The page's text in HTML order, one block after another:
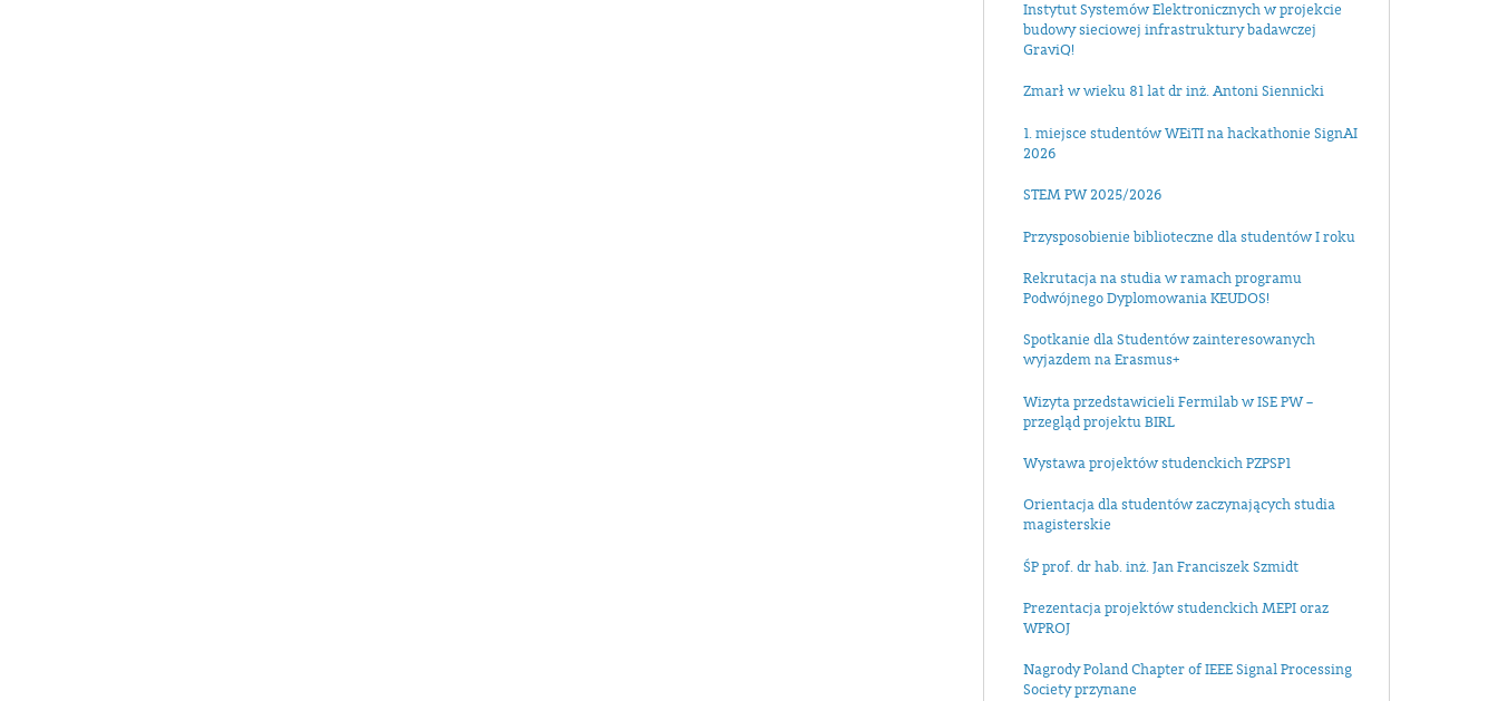
Instytut Systemów Elektronicznych w projekcie
budowy sieciowej infrastruktury badawczej
GraviQ!
Zmarł w wieku 81 lat dr inż. Antoni Siennicki
1. miejsce studentów WEiTI na hackathonie SignAI
2026
STEM PW 2025/2026
Przysposobienie biblioteczne dla studentów I roku
Rekrutacja na studia w ramach programu
Podwójnego Dyplomowania KEUDOS!
Spotkanie dla Studentów zainteresowanych
wyjazdem na Erasmus+
Wizyta przedstawicieli Fermilab w ISE PW –
przegląd projektu BIRL
Wystawa projektów studenckich PZPSP1
Orientacja dla studentów zaczynających studia
magisterskie
ŚP prof. dr hab. inż. Jan Franciszek Szmidt
Prezentacja projektów studenckich MEPI oraz
WPROJ
Nagrody Poland Chapter of IEEE Signal Processing
Society przynane